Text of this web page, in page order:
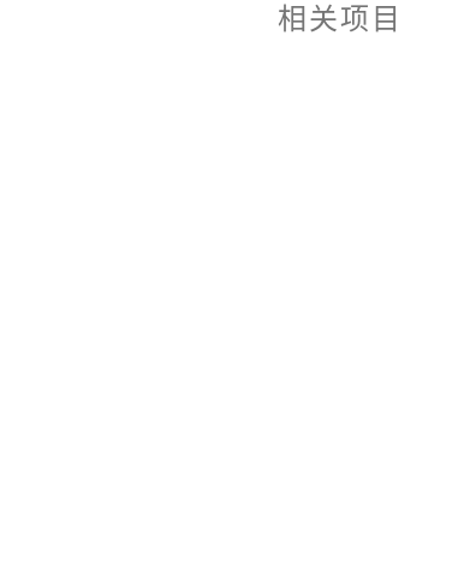
相关项目